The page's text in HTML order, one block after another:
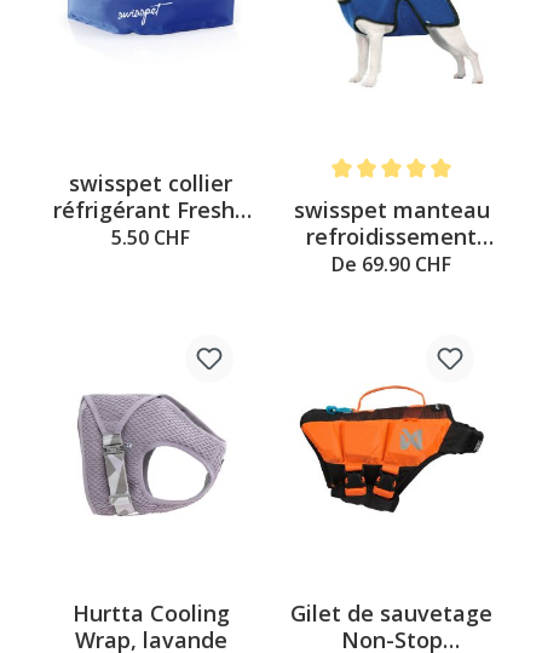
swisspet collier
réfrigérant Fresh -
40cm
5.50 CHF
swisspet manteau
refroidissement
COOL
De 69.90 CHF
Hurtta Cooling
Wrap, lavande
Gilet de sauvetage
Non-Stop